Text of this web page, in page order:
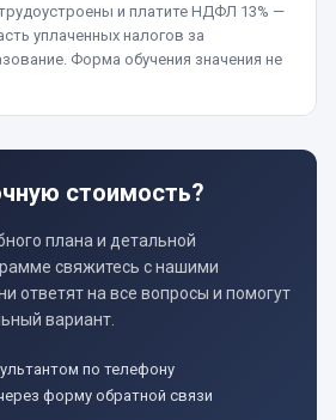
и платите НДФЛ 13% —
уплаченных налогов за
Форма обучения значения не
стоимость?
плана и детальной
свяжитесь с нашими
ответят на все вопросы и помогут
вариант.
по телефону
форму обратной связи